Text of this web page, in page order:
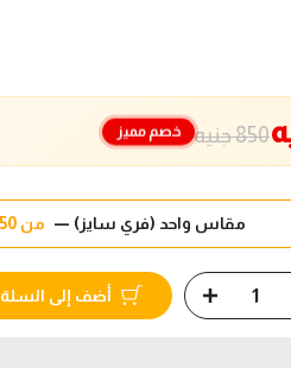
850 جنيه خصم مميز
مقاس واحد (فري سايز) — من 50 لـ120 كيلو
أضف إلى السلة